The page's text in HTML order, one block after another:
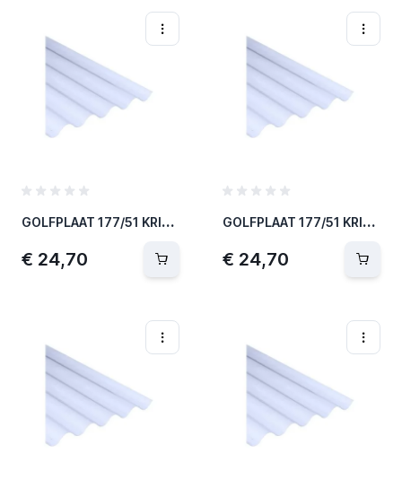
G
OLFPLAAT 177/51 KRISTAL 1.83MX1.10M SA
€ 24,70
G
OLFPLAAT 177/51 KRISTAL 2.44MX1.10M SA
€ 24,70